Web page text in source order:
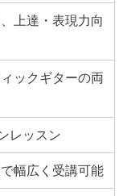
上達・表現力向
ックギターの両
レッスン
幅広く受講可能